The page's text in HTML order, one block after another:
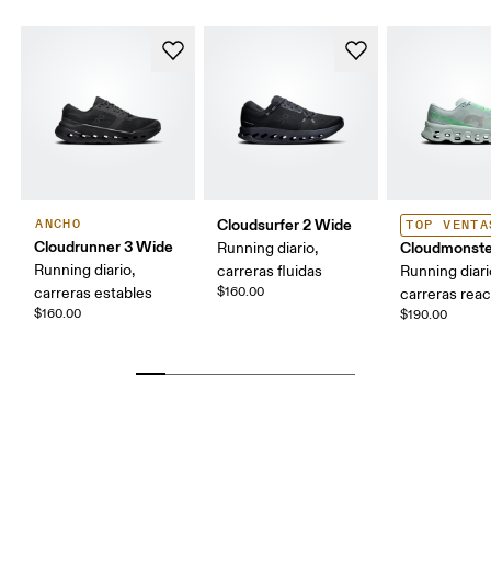
ANCHO
Cloudrunner 3 Wide
Running diario,
carreras estables
$160.00
Cloudsurfer 2 Wide
Running diario,
carreras fluidas
$160.00
TOP
Running
carreras
$190.00